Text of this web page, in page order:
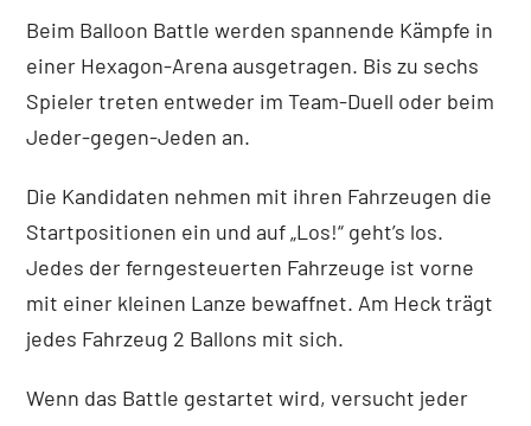
Beim Balloon Battle werden spannende Kämpfe in
einer Hexagon-Arena ausgetragen. Bis zu sechs
Spieler treten entweder im Team-Duell oder beim
Jeder-gegen-Jeden an.
Die Kandidaten nehmen mit ihren Fahrzeugen die
Startpositionen ein und auf „Los!“ geht’s los.
Jedes der ferngesteuerten Fahrzeuge ist vorne
mit einer kleinen Lanze bewaffnet. Am Heck trägt
jedes Fahrzeug 2 Ballons mit sich.
Wenn das Battle gestartet wird, versucht jeder